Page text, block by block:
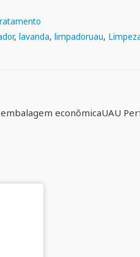
, lavanda, limpadoruau,
econômicaUAU